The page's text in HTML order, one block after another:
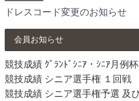
ドレスコード変更のお知らせ
会員お知らせ
競技成績 ｸﾞﾗﾝﾄﾞｼﾆｱ・ｼﾆｱ月例
競技成績 シニア選手権 １回戦
競技成績 シニア選手権予選 及